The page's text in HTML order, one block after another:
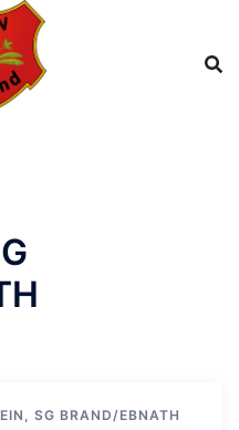
, SG BRAND/EBNATH